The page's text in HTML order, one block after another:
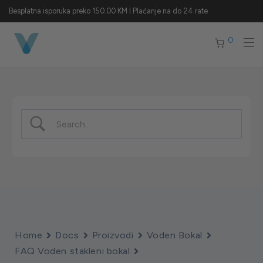
Besplatna isporuka preko 150.00 KM I Plaćanje na do 24 rate
0
Home Docs Proizvodi
Voden Bokal
FAQ Voden stakleni bokal